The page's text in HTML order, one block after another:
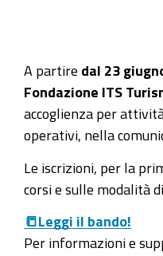
A partire dal 23
Fondazione ITS
accoglienza per
operativi, nella
Le iscrizioni, per la
corsi e sulle modalità
📒Leggi il bando!
Per informazioni e